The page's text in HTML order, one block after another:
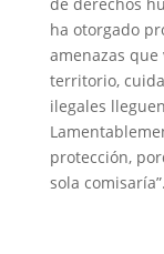
ha otorgado
amenazas
territorio,
ilegales
protección,
sola comisaría”.